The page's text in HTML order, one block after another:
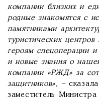
компании близких и
родные знакомятся с
памятниками
туристических
героям спецоперации
и новые знания о
компании «РЖД» за
защитников»,
–
заместитель